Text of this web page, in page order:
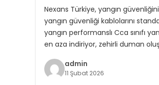
Nexans Türkiye, yangın
yangın güvenliği kablolarını
yangın performanslı Cca sınıfı
en aza indiriyor, zehirli duman
admin
11 Şubat 2026